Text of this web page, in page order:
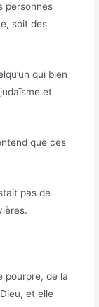
personnes
soit des
qui bien
et
que ces
pas de
pourpre, de la
et elle